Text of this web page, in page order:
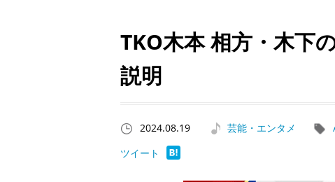
TKO木本 相方・木下
説明
2024.08.19 芸能・エンタメ
ツイート